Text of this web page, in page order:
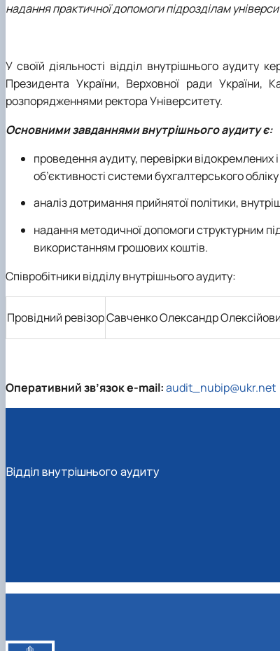
надання практичної допомоги підрозділам
У своїй діяльності відділ внутрішнього аудиту
Президента України, Верховної ради України,
розпорядженнями ректора Університету.
Основними завданнями внутрішнього аудиту є:
проведення аудиту, перевірки відокремлених
об’єктивності системи бухгалтерського
аналіз дотримання прийнятої політики,
надання методичної допомоги структурним
використанням грошових коштів.
Співробітники відділу внутрішнього аудиту:
Провідний ревізорСавченко Олександр
Оперативний зв’язок e-mail:audit_nubip@ukr.net
Відділ внутрішнього аудиту